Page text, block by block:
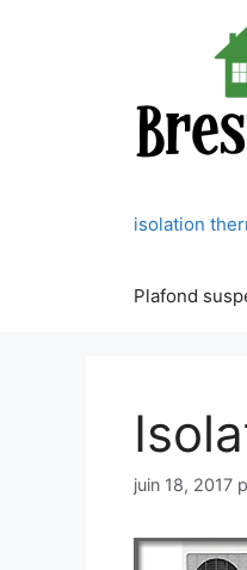
isolation
Plafond
juin 18, 2017